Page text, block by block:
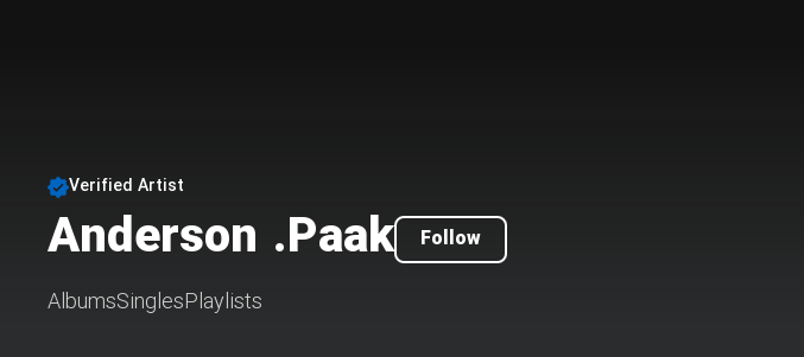
Verified Artist
Anderson .Paak Follow
AlbumsSinglesPlaylists